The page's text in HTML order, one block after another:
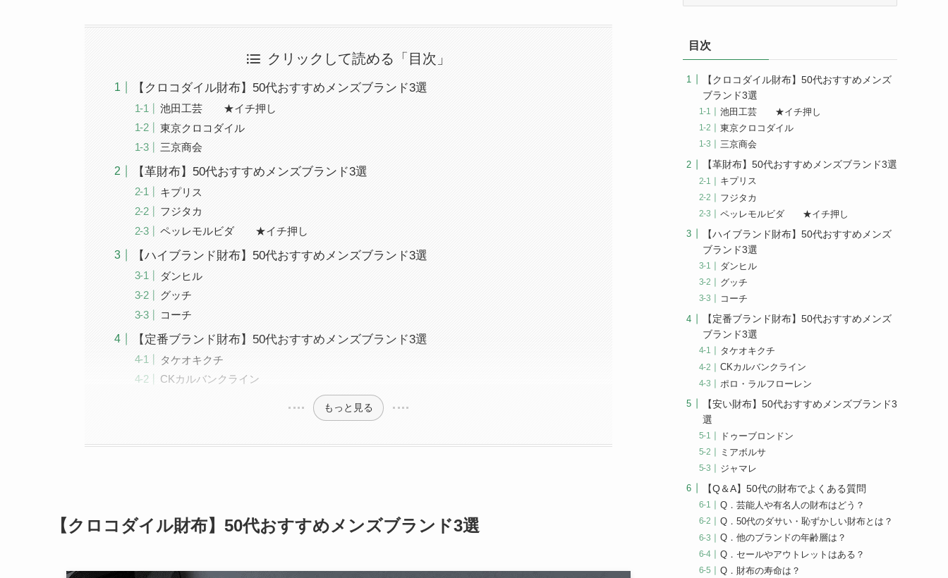
クリックして読める「目次」
【クロコダイル財布】50代おすすめメンズブランド3選
池田工芸 ★イチ押し
東京クロコダイル
三京商会
【革財布】50代おすすめメンズブランド3選
キプリス
フジタカ
ペッレモルビダ ★イチ押し
【ハイブランド財布】50代おすすめメンズブランド3選
ダンヒル
グッチ
コーチ
【定番ブランド財布】50代おすすめメンズブランド3選
タケオキクチ
CKカルバンクライン
もっと見る
【クロコダイル財布】50代おすすめメンズブランド3選
ー」
か
ら
目次
【クロコダイル財布】50代おすすめメンズ
ブランド3選
池田工芸 ★イチ押し
東京クロコダイル
三京商会
【革財布】50代おすすめメンズブランド3選
キプリス
フジタカ
ペッレモルビダ ★イチ押し
【ハイブランド財布】50代おすすめメンズ
ブランド3選
ダンヒル
グッチ
コーチ
【定番ブランド財布】50代おすすめメンズ
ブランド3選
タケオキクチ
CKカルバンクライン
ポロ・ラルフローレン
【安い財布】50代おすすめメンズブランド3
選
ドゥーブロンドン
ミアボルサ
ジャマレ
【Q＆A】50代の財布でよくある質問
Q．芸能人や有名人の財布はどう？
Q．50代のダサい・恥ずかしい財布とは？
Q．他のブランドの年齢層は？
Q．セールやアウトレットはある？
Q．財布の寿命は？